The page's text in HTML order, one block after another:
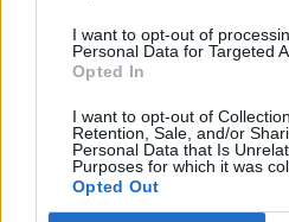
I want to opt-out of
Personal Data for Targeted
Opted In
I want to opt-out of
Retention, Sale, and/or
Personal Data that Is
Purposes for which it was
Opted Out
Calendario
Calendario Lunar
Calendario de Días
2027